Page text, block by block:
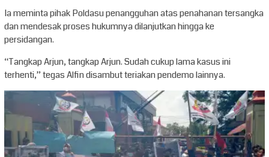
Ia meminta pihak Poldasu penangguhan atas penahanan tersangka
dan mendesak proses hukumnya dilanjutkan hingga ke
persidangan.
“Tangkap Arjun, tangkap Arjun. Sudah cukup lama kasus ini
terhenti,” tegas Alfin disambut teriakan pendemo lainnya.